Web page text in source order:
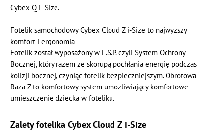
Cybex Q i -Size.
Fotelik samochodowy Cybex Cloud Z i-Size to najwyższy
komfort i ergonomia
Fotelik został wyposażony w L.S.P. czyli System Ochrony
Bocznej, który razem ze skorupą pochłania energię podczas
kolizji bocznej, czyniąc fotelik bezpieczniejszym. Obrotowa
Baza Z to komfortowy system umożliwiający komfortowe
umieszczenie dziecka w foteliku.
Zalety fotelika Cybex Cloud Z i-Size